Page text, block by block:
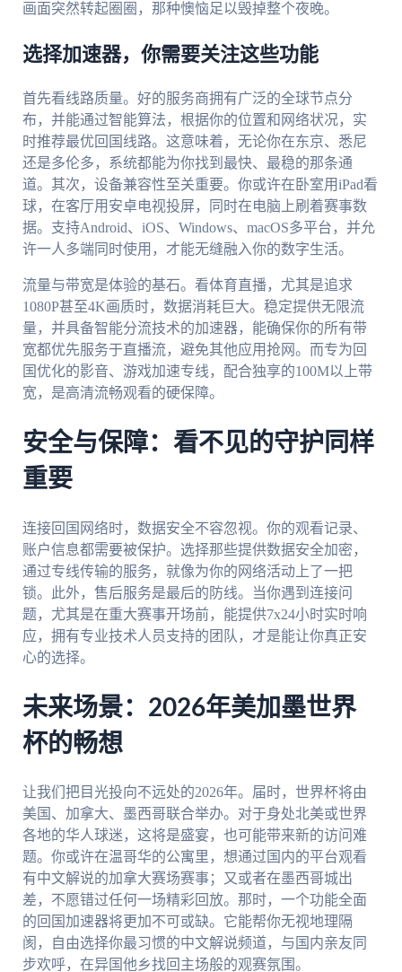
画面突然转起圈圈，那种懊恼足以毁掉整个夜晚。
选择加速器，你需要关注这些功能
首先看线路质量。好的服务商拥有广泛的全球节点分
布，并能通过智能算法，根据你的位置和网络状况，实
时推荐最优回国线路。这意味着，无论你在东京、悉尼
还是多伦多，系统都能为你找到最快、最稳的那条通
道。其次，设备兼容性至关重要。你或许在卧室用iPad看
球，在客厅用安卓电视投屏，同时在电脑上刷着赛事数
据。支持Android、iOS、Windows、macOS多平台，并允
许一人多端同时使用，才能无缝融入你的数字生活。
流量与带宽是体验的基石。看体育直播，尤其是追求
1080P甚至4K画质时，数据消耗巨大。稳定提供无限流
量，并具备智能分流技术的加速器，能确保你的所有带
宽都优先服务于直播流，避免其他应用抢网。而专为回
国优化的影音、游戏加速专线，配合独享的100M以上带
宽，是高清流畅观看的硬保障。
安全与保障：看不见的守护同样
重要
连接回国网络时，数据安全不容忽视。你的观看记录、
账户信息都需要被保护。选择那些提供数据安全加密，
通过专线传输的服务，就像为你的网络活动上了一把
锁。此外，售后服务是最后的防线。当你遇到连接问
题，尤其是在重大赛事开场前，能提供7x24小时实时响
应，拥有专业技术人员支持的团队，才是能让你真正安
心的选择。
未来场景：2026年美加墨世界
杯的畅想
让我们把目光投向不远处的2026年。届时，世界杯将由
美国、加拿大、墨西哥联合举办。对于身处北美或世界
各地的华人球迷，这将是盛宴，也可能带来新的访问难
题。你或许在温哥华的公寓里，想通过国内的平台观看
有中文解说的加拿大赛场赛事；又或者在墨西哥城出
差，不愿错过任何一场精彩回放。那时，一个功能全面
的回国加速器将更加不可或缺。它能帮你无视地理隔
阂，自由选择你最习惯的中文解说频道，与国内亲友同
步欢呼，在异国他乡找回主场般的观赛氛围。